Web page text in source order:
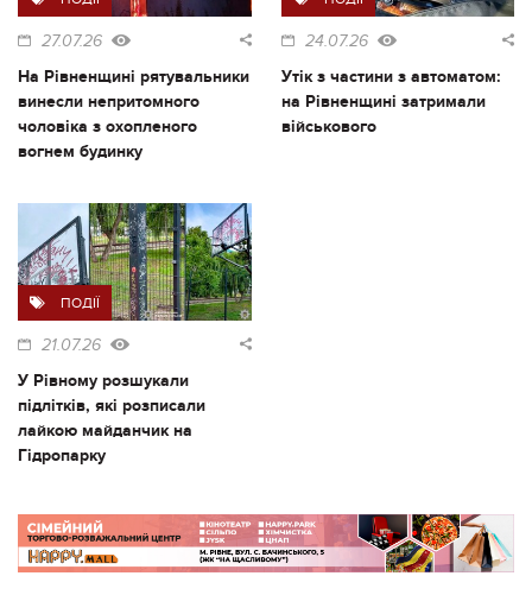
27.07.26
На Рівненщині рятувальники
винесли непритомного
чоловіка з охопленого
вогнем будинку
24.07.26
Утік з частини з автоматом:
на Рівненщині затримали
військового
ПОДІЇ
21.07.26
У Рівному розшукали
підлітків, які розписали
лайкою майданчик на
Гідропарку